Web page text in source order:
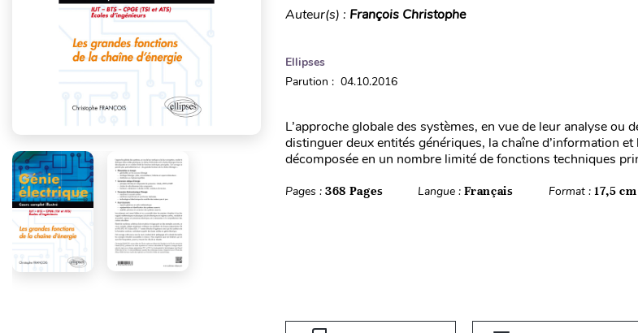
Auteur(s) : François Christophe
Ellipses
Parution : 04.10.2016
L’approche globale des systèmes, en vue de leur analyse ou
distinguer deux entités génériques, la chaîne d’information et
décomposée en un nombre limité de fonctions techniques
Pages : 368 Pages Langue :Français Format : 17,5